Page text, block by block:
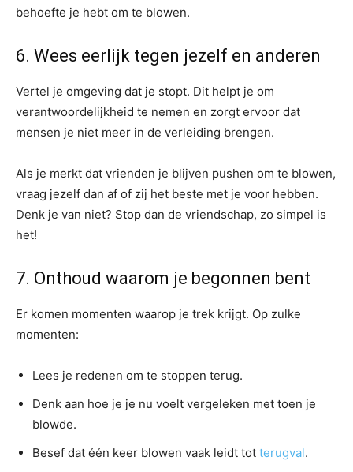
behoefte je hebt om te blowen.
6. Wees eerlijk tegen jezelf en anderen
Vertel je omgeving dat je stopt. Dit helpt je om
verantwoordelijkheid te nemen en zorgt ervoor dat
mensen je niet meer in de verleiding brengen.
Als je merkt dat vrienden je blijven pushen om te blowen,
vraag jezelf dan af of zij het beste met je voor hebben.
Denk je van niet? Stop dan de vriendschap, zo simpel is
het!
7. Onthoud waarom je begonnen bent
Er komen momenten waarop je trek krijgt. Op zulke
momenten:
Lees je redenen om te stoppen terug.
Denk aan hoe je je nu voelt vergeleken met toen je
blowde.
Besef dat één keer blowen vaak leidt tot terugval.